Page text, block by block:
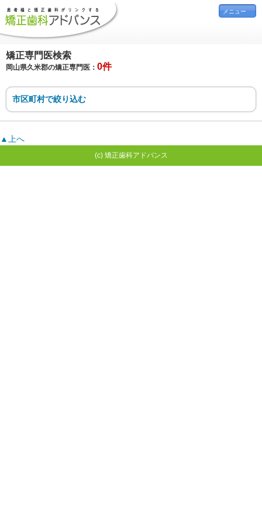
メニュー
矯正専門医検索
岡山県久米郡の矯正専門医： 0件
市区町村で絞り込む
▲上へ
(c) 矯正歯科アドバンス